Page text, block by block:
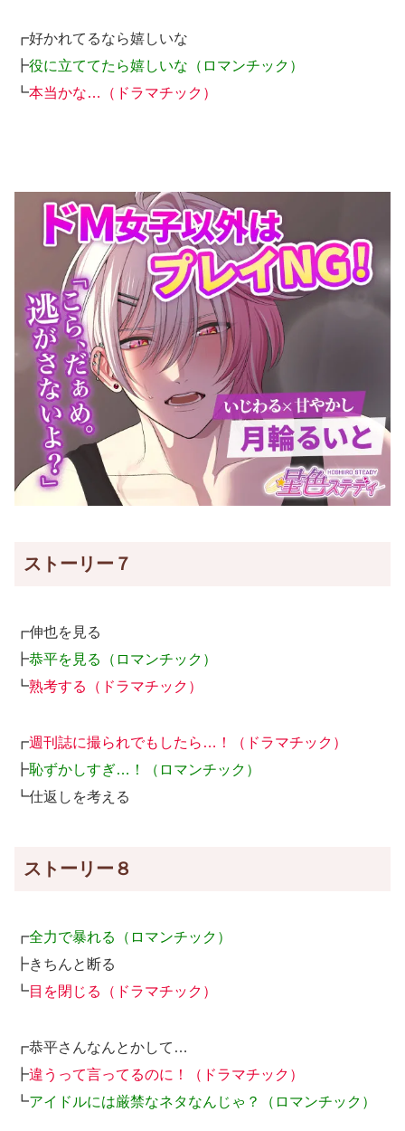
┏好かれてるなら嬉しいな
┣役に立ててたら嬉しいな（ロマンチック）
┗本当かな…（ドラマチック）
ストーリー７
┏伸也を見る
┣恭平を見る（ロマンチック）
┗熟考する（ドラマチック）
┏週刊誌に撮られでもしたら…！（ドラマチック）
┣恥ずかしすぎ…！（ロマンチック）
┗仕返しを考える
ストーリー８
┏全力で暴れる（ロマンチック）
┣きちんと断る
┗目を閉じる（ドラマチック）
┏恭平さんなんとかして…
┣違うって言ってるのに！（ドラマチック）
┗アイドルには厳禁なネタなんじゃ？（ロマンチック）